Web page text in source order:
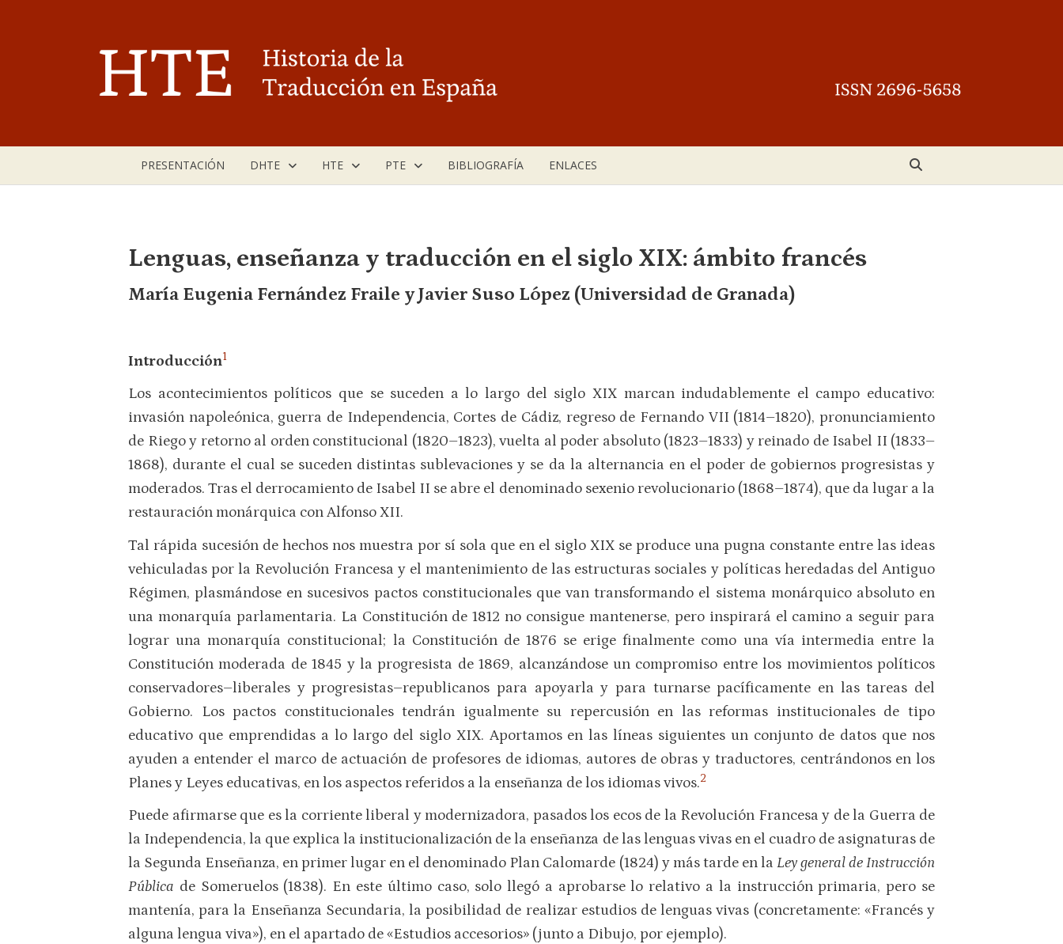
PRESENTACIÓN DHTE HTE PTE BIBLIOGRAFÍA ENLACES
Lenguas, enseñanza y traducción en el siglo XIX: ámbito francés
María Eugenia Fernández Fraile y Javier Suso López (Universidad de Granada)
Introducción1
Los acontecimientos políticos que se suceden a lo largo del siglo XIX marcan indudablemente el campo educativo:
invasión napoleónica, guerra de Independencia, Cortes de Cádiz, regreso de Fernando VII (1814–1820), pronunciamiento
de Riego y retorno al orden constitucional (1820–1823), vuelta al poder absoluto (1823–1833) y reinado de Isabel II (1833–
1868), durante el cual se suceden distintas sublevaciones y se da la alternancia en el poder de gobiernos progresistas y
moderados. Tras el derrocamiento de Isabel II se abre el denominado sexenio revolucionario (1868–1874), que da lugar a la
restauración monárquica con Alfonso XII.
Tal rápida sucesión de hechos nos muestra por sí sola que en el siglo XIX se produce una pugna constante entre las ideas
vehiculadas por la Revolución Francesa y el mantenimiento de las estructuras sociales y políticas heredadas del Antiguo
Régimen, plasmándose en sucesivos pactos constitucionales que van transformando el sistema monárquico absoluto en
una monarquía parlamentaria. La Constitución de 1812 no consigue mantenerse, pero inspirará el camino a seguir para
lograr una monarquía constitucional; la Con­stitución de 1876 se erige finalmente como una vía intermedia entre la
Constitución moderada de 1845 y la progresista de 1869, al­canzándose un compromi­so entre los movimientos políticos
conservadores–libera­les y progresistas–republicanos para apoyarla y para turnarse pacíficamente en las tareas del
Gobierno. Los pactos constitucionales tendrán igualmente su repercusión en las reformas institucionales de tipo
educativo que empren­didas a lo largo del siglo XIX. Aportamos en las líneas siguientes un conjunto de datos que nos
ayuden a entender el marco de actuación de profesores de idiomas, autores de obras y traductores, centrándonos en los
Planes y Leyes educativas, en los aspectos referidos a la enseñanza de los idiomas vivos.2
Puede afirmarse que es la corriente liberal y modernizadora, pa­sados los ecos de la Revolución Francesa y de la Guer­ra de
la Independencia, la que explica la institucionalización de la enseñan­za de las lenguas vivas en el cuadro de asig­naturas de
la Segunda Enseñanza, en primer lugar en el denominado Plan Calomarde (1824) y más tarde en la Ley general de Instrucción
Pública de Some­ruelos (1838). En este último caso, solo llegó a aprobarse lo relativo a la ins­trucción primaria, pero se
mantenía, para la Enseñan­za Secundaria, la posi­bilidad de realizar estudios de lenguas vivas (con­cretamente: «Francés y
alguna lengua viva»), en el apar­tado de «Estudios accesorios» (junto a Dibujo, por ejem­plo).